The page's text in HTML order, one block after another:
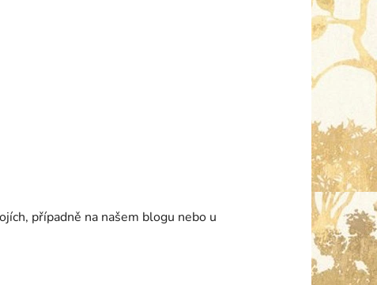
případně na našem blogu nebo u